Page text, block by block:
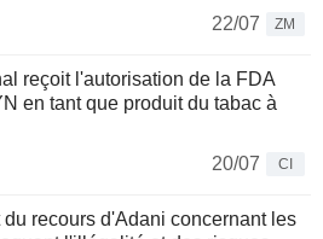
22/07
ZM
reçoit l'autorisation de la FDA
en tant que produit du tabac à
20/07
CI
recours d'Adani concernant les